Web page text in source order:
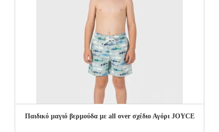
Παιδικό μαγιό βερμούδα με all over σχέδιο Αγόρι JOYCE